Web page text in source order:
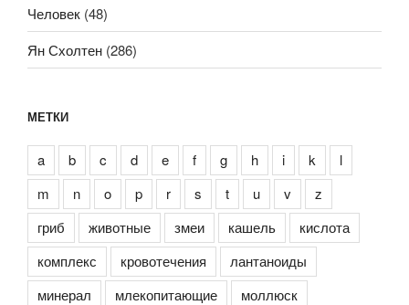
Человек (48)
Ян Схолтен (286)
МЕТКИ
a b c d e f g h i k
l
m
n o p r s t u v
z
гриб
животные змеи кашель
кислота
комплекс
кровотечения
лантаноиды
минерал
млекопитающие
моллюск